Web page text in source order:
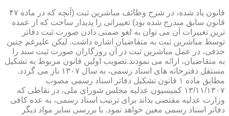
قانون یاد شده، در شرح وظائف مباشرین ثبت (آنچه كه در ماده ۴۷
قانون سابق مندرج شده بود) تغییراتی را پدیدار ساخت كه از عمده
ترین تغییرات آن می توان به لغو ضمنی دادن صورت ثبت دفاتر
توسط مباشرین ثبت به متقاضیان اشاره داشت. لیكن علیرغم چنین
حذفی، در عمل مباشرین ثبت در آن روزگاران صورت ثبت سند را
به متقاضیان، ارائه می نمودند.تصویب اولین قانون مربوط به تشكیل
مستقل دفترخانه های اسناد رسمی، به سال ۱۳۰۷ باز می گردد.
مطابق ماده ۱ قانون تشكیل دفاتر اسناد رسمی مصوب
۱۳/۱۱/۱۳۰۷ كمیسیون عدلیه مجلس شورای ملی، در نقاطی كه
وزارت عدلیه مقتضی بداند برای ترتیب اسناد رسمی، به عده كافی
دفاتر اسناد رسمی معین خواهد نمود. با بررسی سایر مواد دیگر